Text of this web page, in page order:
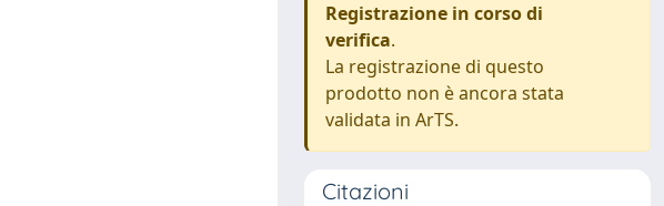
Registrazione in corso di
verifica.
La registrazione di questo
prodotto non è ancora stata
validata in ArTS.
Citazioni